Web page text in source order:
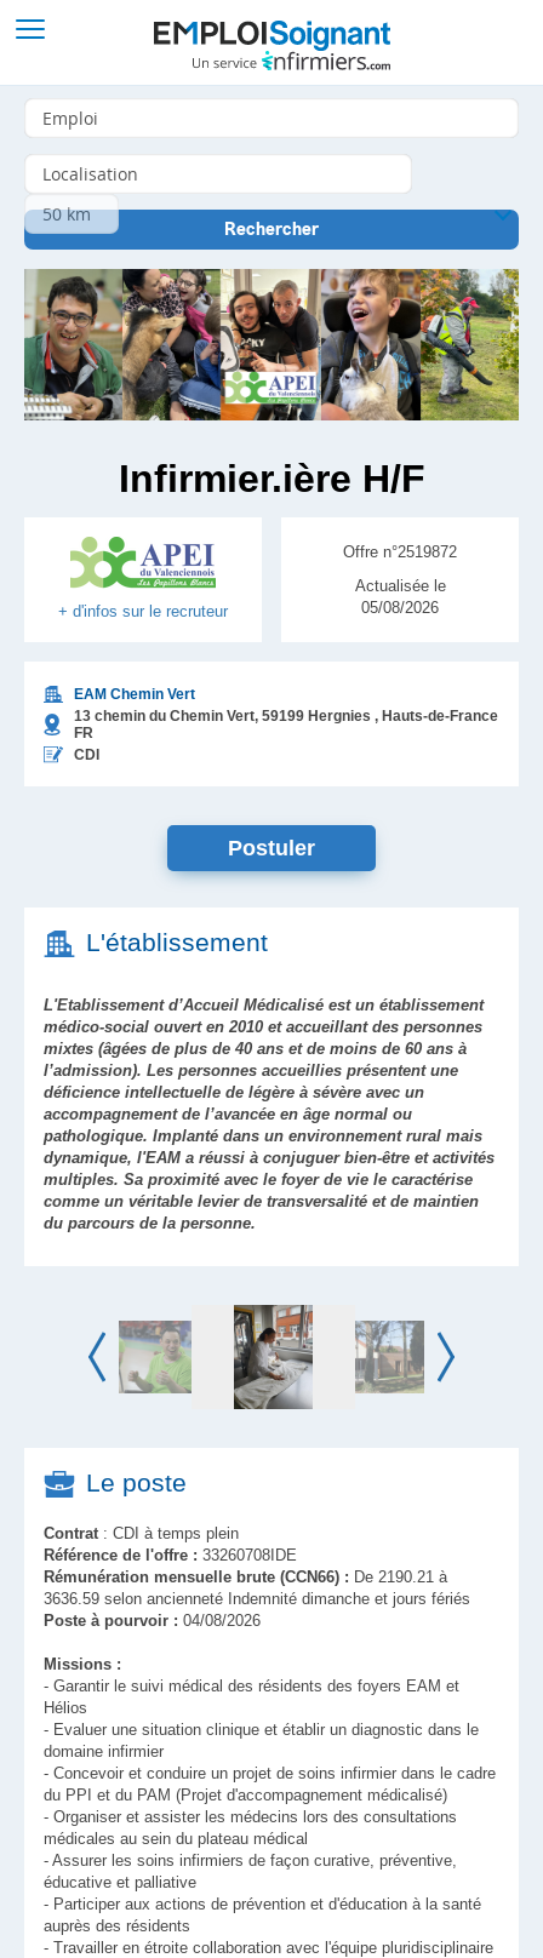
Infirmier.ière H/F
+ d'infos sur le recruteur
EAM Chemin Vert
13 chemin du Chemin Vert, 59199 Hergnies , Hauts-de-France
FR
CDI
Offre n°2519872
Actualisée le
05/08/2026
Postuler
L'établissement
L'Etablissement d’Accueil Médicalisé est un établissement
médico-social ouvert en 2010 et accueillant des personnes
mixtes (âgées de plus de 40 ans et de moins de 60 ans à
l’admission). Les personnes accueillies présentent une
déficience intellectuelle de légère à sévère avec un
accompagnement de l’avancée en âge normal ou
pathologique. Implanté dans un environnement rural mais
dynamique, l'EAM a réussi à conjuguer bien-être et activités
multiples. Sa proximité avec le foyer de vie le caractérise
comme un véritable levier de transversalité et de maintien
du parcours de la personne.
Le poste
Contrat : CDI à temps plein
Référence de l'offre : 33260708IDE
Rémunération mensuelle brute (CCN66) : De 2190.21 à
3636.59 selon ancienneté Indemnité dimanche et jours fériés
Poste à pourvoir : 04/08/2026
Missions :
- Garantir le suivi médical des résidents des foyers EAM et
Hélios
- Evaluer une situation clinique et établir un diagnostic dans le
domaine infirmier
- Concevoir et conduire un projet de soins infirmier dans le cadre
du PPI et du PAM (Projet d'accompagnement médicalisé)
- Organiser et assister les médecins lors des consultations
médicales au sein du plateau médical
- Assurer les soins infirmiers de façon curative, préventive,
éducative et palliative
- Participer aux actions de prévention et d'éducation à la santé
auprès des résidents
- Travailler en étroite collaboration avec l'équipe pluridisciplinaire